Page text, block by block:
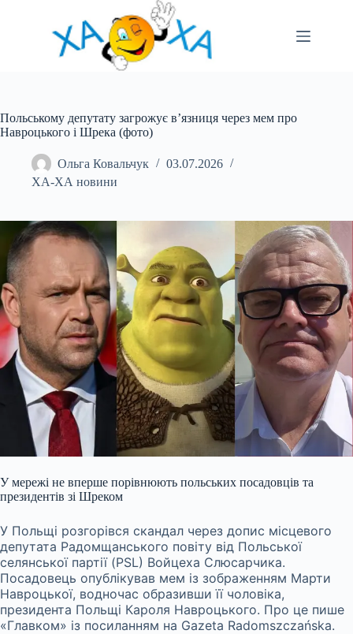
Польському депутату загрожує в’язниця через мем про
Навроцького і Шрека (фото)
Ольга Ковальчук
03.07.2026
ХА-ХА новини
У мережі не вперше порівнюють польських посадовців та
президентів зі Шреком
У Польщі розгорівся скандал через допис місцевого
депутата Радомщанського повіту від Польської
селянської партії (PSL) Войцеха Слюсарчика.
Посадовець опублікував мем із зображенням Марти
Навроцької, водночас образивши її чоловіка,
президента Польщі Кароля Навроцького. Про це пише
«Главком» із посиланням на Gazeta Radomszczańska.